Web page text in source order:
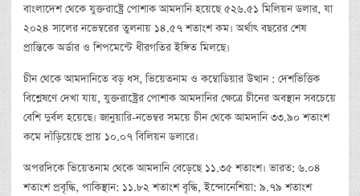
বাংলাদেশ থেকে যুক্তরাষ্ট্রে পোশাক আমদানি হয়েছে ৫২৬.৫১ মিলিয়ন ডলার, যা
২০২৪ সালের নভেম্বরের তুলনায় ১৪.৫৭ শতাংশ কম। অর্থাৎ বছরের শেষ
প্রান্তিকে অর্ডার ও শিপমেন্টে ধীরগতির ইঙ্গিত মিলছে।
চীন থেকে আমদানিতে বড় ধস, ভিয়েতনাম ও কম্বোডিয়ার উত্থান : দেশভিত্তিক
বিশ্লেষণে দেখা যায়, যুক্তরাষ্ট্রের পোশাক আমদানির ক্ষেত্রে চীনের অবস্থান সবচেয়ে
বেশি দুর্বল হয়েছে। জানুয়ারি-নভেম্বর সময়ে চীন থেকে আমদানি ৩৩.৯০ শতাংশ
কমে দাঁড়িয়েছে প্রায় ১০.০৭ বিলিয়ন ডলারে।
অপরদিকে ভিয়েতনাম থেকে আমদানি বেড়েছে ১১.৩৫ শতাংশ। ভারত: ৬.০৪
শতাংশ প্রবৃদ্ধি, পাকিস্থান: ১১.৮২ শতাংশ বৃদ্ধি, ইন্দোনেশিয়া: ৯.৭৯ শতাংশ